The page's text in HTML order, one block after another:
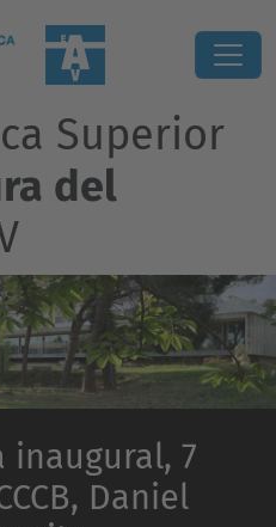
inaugural, 7
Daniel
Superior
del